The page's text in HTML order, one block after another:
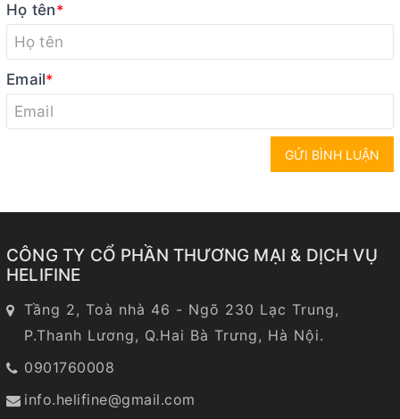
Họ tên*
Email*
GỬI BÌNH LUẬN
CÔNG TY CỔ PHẦN THƯƠNG MẠI & DỊCH VỤ
HELIFINE
Tầng 2, Toà nhà 46 - Ngõ 230 Lạc Trung,
P.Thanh Lương, Q.Hai Bà Trưng, Hà Nội.
0901760008
info.helifine@gmail.com